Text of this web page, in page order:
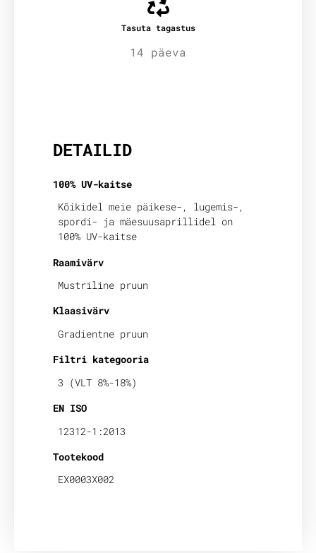
Tasuta tagastus
14 päeva
DETAILID
100% UV-kaitse
Kõikidel meie päikese-, lugemis-,
spordi- ja mäesuusaprillidel on
100% UV-kaitse
Raamivärv
Mustriline pruun
Klaasivärv
Gradientne pruun
Filtri kategooria
3 (VLT 8%-18%)
EN ISO
12312-1:2013
Tootekood
EX0003X002